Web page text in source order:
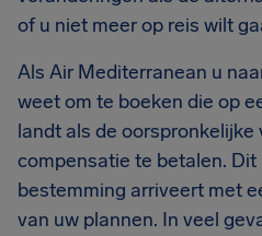
of u niet meer op reis wilt
Als Air Mediterranean u
weet om te boeken die op
landt als de oorspronkelijke
compensatie te betalen.
bestemming arriveert met
van uw plannen. In veel